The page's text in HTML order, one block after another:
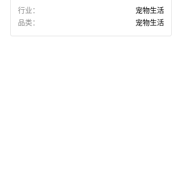
行业：
宠物生活
品类：
宠物生活